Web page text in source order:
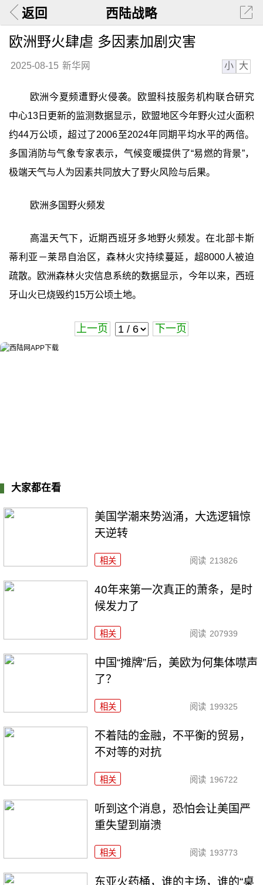
返回 西陆战略
欧洲野火肆虐 多因素加剧灾害
2025-08-15 新华网 小 大
欧洲今夏频遭野火侵袭。欧盟科技服务机构联合研究
中心13日更新的监测数据显示，欧盟地区今年野火过火面积
约44万公顷，超过了2006至2024年同期平均水平的两倍。
多国消防与气象专家表示，气候变暖提供了“易燃的背景”，
极端天气与人为因素共同放大了野火风险与后果。
欧洲多国野火频发
高温天气下，近期西班牙多地野火频发。在北部卡斯
蒂利亚－莱昂自治区，森林火灾持续蔓延，超8000人被迫
疏散。欧洲森林火灾信息系统的数据显示，今年以来，西班
牙山火已烧毁约15万公顷土地。
上一页 下一页
大家都在看
美国学潮来势汹涌，大选逻辑惊
天逆转
相关 阅读 213826
40年来第一次真正的萧条，是时
候发力了
相关 阅读 207939
中国“摊牌”后，美欧为何集体噤声
了？
相关 阅读 199325
不着陆的金融，不平衡的贸易，
不对等的对抗
相关 阅读 196722
听到这个消息，恐怕会让美国严
重失望到崩溃
相关 阅读 193773
东亚火药桶，谁的主场，谁的“桌